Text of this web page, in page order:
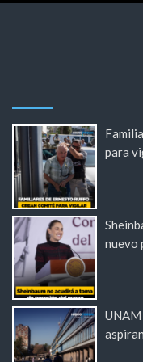
para
nuevo
UNAM